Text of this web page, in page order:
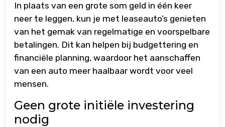
In plaats van een grote som geld in één keer
neer te leggen, kun je met leaseauto’s genieten
van het gemak van regelmatige en voorspelbare
betalingen. Dit kan helpen bij budgettering en
financiële planning, waardoor het aanschaffen
van een auto meer haalbaar wordt voor veel
mensen.
Geen grote initiële investering
nodig